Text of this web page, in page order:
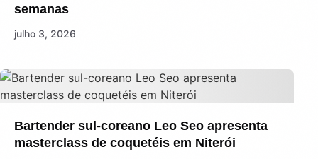
semanas
julho 3, 2026
Bartender sul-coreano Leo Seo apresenta
masterclass de coquetéis em Niterói